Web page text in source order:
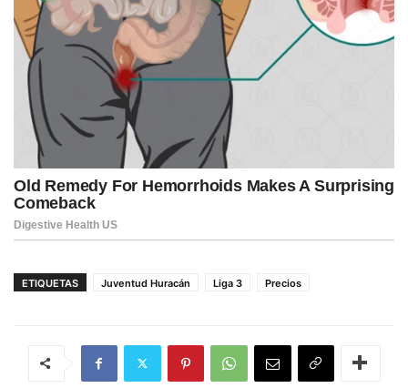
ETIQUETAS Juventud Huracán Liga 3 Precios